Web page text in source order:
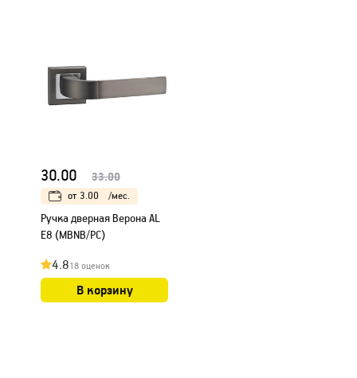
30.00 33.00
от 3.00 /мес.
Ручка дверная Верона AL
E8 (MBNB/PC)
4.818 оценок
В корзину